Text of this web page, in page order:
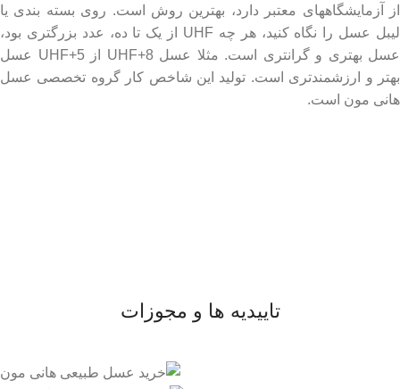
از آزمایشگاههای معتبر دارد، بهترین روش است. روی بسته بندی یا
لیبل عسل را نگاه کنید، هر چه UHF از یک تا ده، عدد بزرگتری بود،
عسل بهتری و گرانتری است. مثلا عسل UHF+8 از UHF+5 عسل
بهتر و ارزشمندتری است. تولید این شاخص کار گروه تخصصی عسل
هانی مون است.
تاییدیه ها و مجوزات